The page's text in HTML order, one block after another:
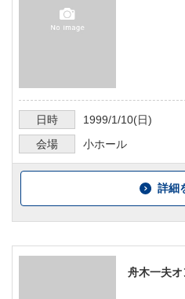
日時 1999/1/10(日)
会場
小ホール
詳細
舟木一夫